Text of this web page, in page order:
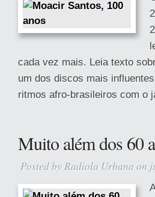
cada vez mais. Leia texto
um dos discos mais
ritmos afro-brasileiros com o
Muito além dos 60
Posted by Radiola Urbana on